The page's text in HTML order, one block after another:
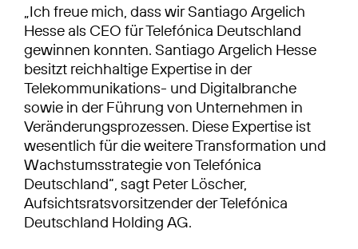
„Ich freue mich, dass wir Santiago Argelich
Hesse als CEO für Telefónica Deutschland
gewinnen konnten. Santiago Argelich Hesse
besitzt reichhaltige Expertise in der
Telekommunikations- und Digitalbranche
sowie in der Führung von Unternehmen in
Veränderungsprozessen. Diese Expertise ist
wesentlich für die weitere Transformation und
Wachstumsstrategie von Telefónica
Deutschland“, sagt Peter Löscher,
Aufsichtsratsvorsitzender der Telefónica
Deutschland Holding AG.